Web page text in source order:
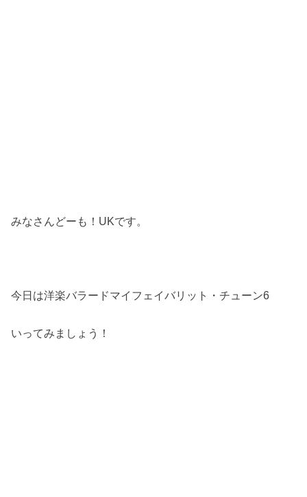
みなさんどーも！UKです。
今日は洋楽バラードマイフェイバリット・チューン6
いってみましょう！